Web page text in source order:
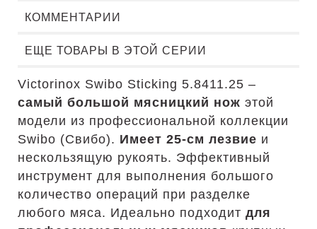
КОММЕНТАРИИ
ЕЩЕ ТОВАРЫ В ЭТОЙ СЕРИИ
Victorinox Swibo Sticking 5.8411.25 –
самый большой мясницкий нож этой
модели из профессиональной коллекции
Swibo (Свибо). Имеет 25-см лезвие и
нескользящую рукоять. Эффективный
инструмент для выполнения большого
количество операций при разделке
любого мяса. Идеально подходит для